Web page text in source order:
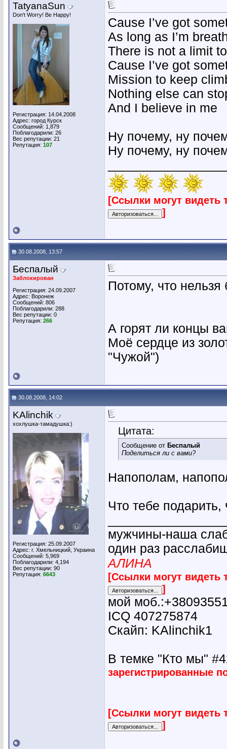
TatyanaSun
Don't Worry! Be Happy!
Регистрация: 14.04.2008
Адрес: город Курск
Сообщений: 1,879
Поблагодарили: 26
Вес репутации: 21
Репутация: 107
Cause I’ve got
As long as I’m
There is not a limit
Cause I’ve got
Mission to keep
Nothing else can
And I believe in me
Ну почему, ну
Ну почему, ну
[Ссылки могут видеть
]
30.08.2008, 13:57
Беспалый
Заблокирован
Регистрация: 24.09.2007
Адрес: Воронеж
Сообщений: 806
Поблагодарили: 288
Вес репутации: 0
Репутация: 266
Потому, что нельзя
А горят ли концы
Моё сердце из
"Чужой")
30.08.2008, 14:02
KAlinchik
хохлушка-тамадушка:)
Регистрация: 25.09.2007
Адрес: г. Хмельницкий, Украина
Сообщений: 5,969
Поблагодарили: 4,194
Вес репутации: 90
Репутация: 6643
Цитата:
Сообщение от Беспалый
Поделиться ли с вами?
Напополам,
Что тебе
мужчины-наша
один раз
АЛИНА
[Ссылки могут видеть
]
мой
ICQ 407275874
Скайп: KAlinchik1
В темке "Кто мы"
зарегистрированные
[Ссылки могут видеть
]